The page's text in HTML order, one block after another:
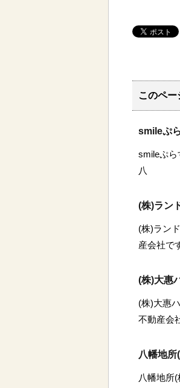
このペ
smileぷ
smileぷ
八
(株)ラン
(株)ラン
産会社で
(株)大惠
(株)大惠
不動産会
八幡地
八幡地所